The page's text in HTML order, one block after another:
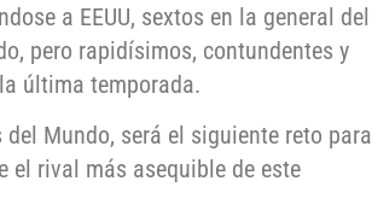
a EEUU, sextos en la general del
pero rapidísimos, contundentes y
última temporada.
Mundo, será el siguiente reto para
el rival más asequible de este